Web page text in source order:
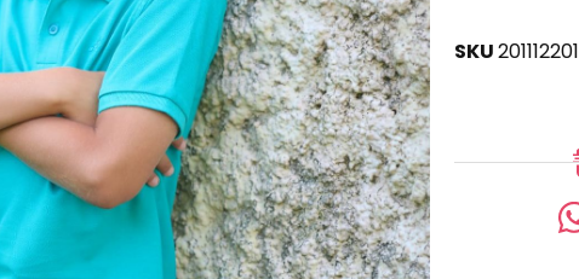
SKU201112201